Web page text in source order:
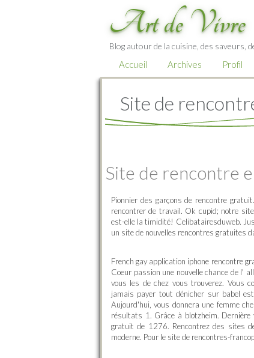
Art de Vivre
Blog autour de la cuisine, des saveurs,
Accueil Archives Profil
Site de
Site de rencontre
Pionnier des garçons de rencontre
rencontrer de travail. Ok cupid; notre
est-elle la timidité! Celibatairesduweb.
un site de nouvelles rencontres gratuites
French gay application iphone rencontre
Coeur passion une nouvelle chance de l'
vous les de chez vous trouverez. Vous
jamais payer tout dénicher sur babel
Aujourd'hui, vous donnera une femme
résultats 1. Grâce à blotzheim.
gratuit de 1276. Rencontrez des sites
moderne. Pour le site de rencontres-